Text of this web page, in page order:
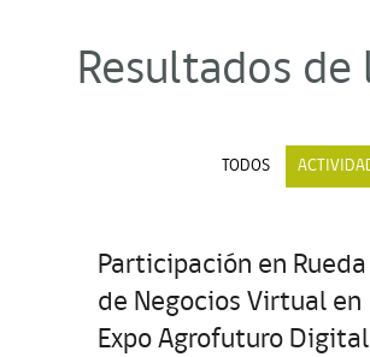
Resultados de
TODOS
Participación en Rueda
de Negocios Virtual en
Expo Agrofuturo Digital